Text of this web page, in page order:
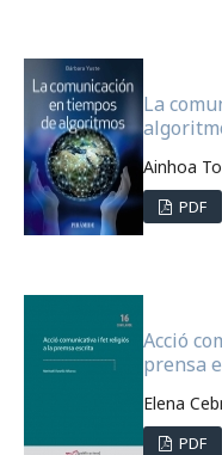
La
Ainhoa
PDF
Acció
prensa
Elena
PDF